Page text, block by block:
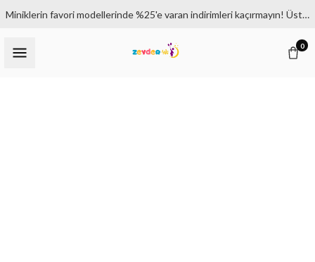
Miniklerin favori modellerinde %25'e varan indirimleri kaçırmayın! Üstelik 1500₺ ve üzeri siparişlerde kargo bedava.
0